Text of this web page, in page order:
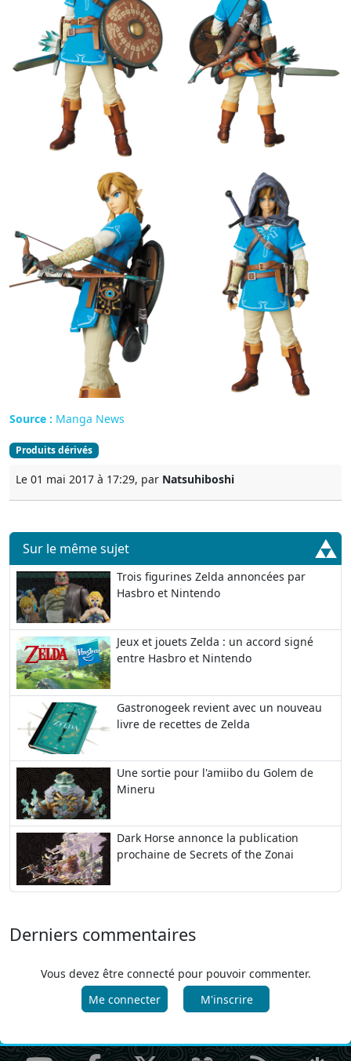
Source : Manga News
Produits dérivés
Le 01 mai 2017 à 17:29, par Natsuhiboshi
Sur le même sujet
Trois figurines Zelda annoncées par
Hasbro et Nintendo
Jeux et jouets Zelda : un accord signé
entre Hasbro et Nintendo
Gastronogeek revient avec un nouveau
livre de recettes de Zelda
Une sortie pour l'amiibo du Golem de
Mineru
Dark Horse annonce la publication
prochaine de Secrets of the Zonai
Derniers commentaires
Vous devez être connecté pour pouvoir commenter.
Me connecter
M'inscrire